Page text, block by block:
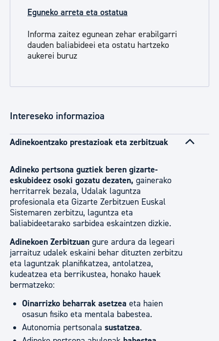
Eguneko arreta eta ostatua
Informa zaitez egunean zehar erabilgarri
dauden baliabideei eta ostatu hartzeko
aukerei buruz
Intereseko informazioa
Adinekoentzako prestazioak eta zerbitzuak
Adineko pertsona guztiek beren gizarte-
eskubideez osoki gozatu dezaten, gainerako
herritarrek bezala, Udalak laguntza
profesionala eta Gizarte Zerbitzuen Euskal
Sistemaren zerbitzu, laguntza eta
baliabideetarako sarbidea eskaintzen dizkie.
Adinekoen Zerbitzuan gure ardura da legeari
jarraituz udalek eskaini behar dituzten zerbitzu
eta laguntzak planifikatzea, antolatzea,
kudeatzea eta berrikustea, honako hauek
bermatzeko:
Oinarrizko beharrak asetzea eta haien
osasun fisiko eta mentala babestea.
Autonomia pertsonala sustatzea.